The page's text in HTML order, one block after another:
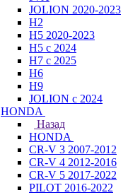
JOLION 2020-2023
H2
H5 2020-2023
H5 с 2024
H7 с 2025
H6
H9
JOLION с 2024
HONDA
Назад
HONDA
CR-V 3 2007-2012
CR-V 4 2012-2016
CR-V 5 2017-2022
PILOT 2016-2022